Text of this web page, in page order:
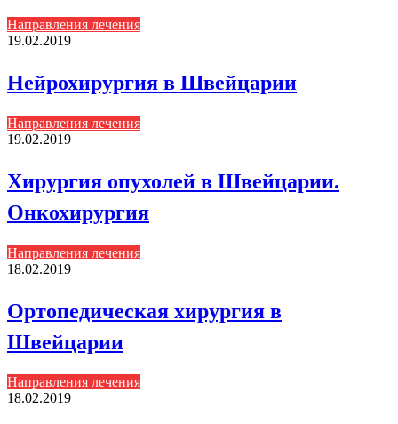
Направления лечения
19.02.2019
Нейрохирургия в Швейцарии
Направления лечения
19.02.2019
Хирургия опухолей в Швейцарии.
Онкохирургия
Направления лечения
18.02.2019
Ортопедическая хирургия в
Швейцарии
Направления лечения
18.02.2019